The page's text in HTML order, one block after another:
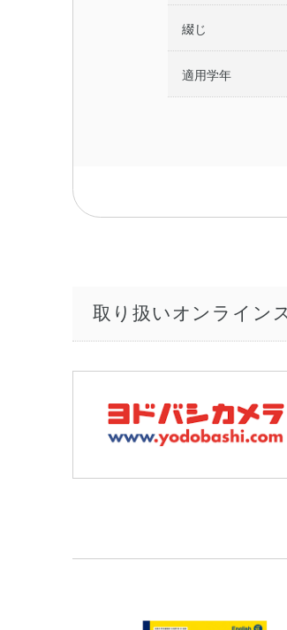
綴じ
適用学年
取り扱いオンライン